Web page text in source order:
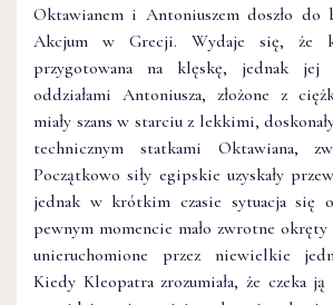
Oktawianem i Antoniuszem doszło
Akcjum w Grecji. Wydaje się, że
przygotowana na klęskę, jednak jej
oddziałami Antoniusza, złożone z
miały szans w starciu z lekkimi,
technicznym statkami Oktawiana,
Początkowo siły egipskie uzyskały
jednak w krótkim czasie sytuacja się
pewnym momencie mało zwrotne okręty
unieruchomione przez niewielkie
Kiedy Kleopatra zrozumiała, że czeka